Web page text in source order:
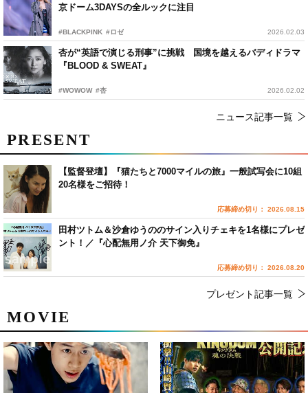
京ドーム3DAYSの全ルックに注目
#BLACKPINK #ロゼ 2026.02.03
杏が“英語で演じる刑事”に挑戦 国境を越えるバディドラマ
『BLOOD & SWEAT』
#WOWOW #杏 2026.02.02
ニュース記事一覧
MOVIE
PRESENT
【監督登壇】『猫たちと7000マイルの旅』一般試写会に10組
20名様をご招待！
応募締め切り： 2026.08.15
田村ツトム＆沙倉ゆうののサイン入りチェキを1名様にプレゼ
ント！／『心配無用ノ介 天下御免』
応募締め切り： 2026.08.20
プレゼント記事一覧